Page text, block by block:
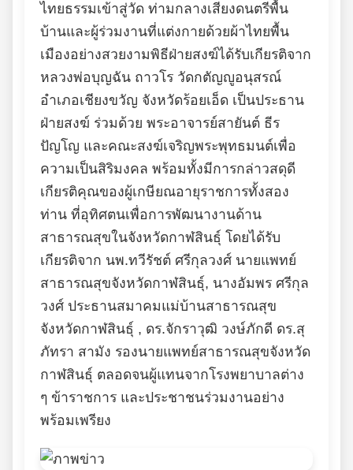
ไทยธรรมเข้าสู่วัด ท่ามกลางเสียงดนตรีพื้น
บ้านและผู้ร่วมงานที่แต่งกายด้วยผ้าไทยพื้น
เมืองอย่างสวยงามพิธีฝ่ายสงฆ์ได้รับเกียรติจาก
หลวงพ่อบุญฉัน ถาวโร วัดกตัญญูอนุสรณ์
อำเภอเชียงขวัญ จังหวัดร้อยเอ็ด เป็นประธาน
ฝ่ายสงฆ์ ร่วมด้วย พระอาจารย์สายันต์ ธีร
ปัญโญ และคณะสงฆ์เจริญพระพุทธมนต์เพื่อ
ความเป็นสิริมงคล พร้อมทั้งมีการกล่าวสดุดี
เกียรติคุณของผู้เกษียณอายุราชการทั้งสอง
ท่าน ที่อุทิศตนเพื่อการพัฒนางานด้าน
สาธารณสุขในจังหวัดกาฬสินธุ์ โดยได้รับ
เกียรติจาก นพ.ทวีรัชต์ ศรีกุลวงศ์ นายแพทย์
สาธารณสุขจังหวัดกาฬสินธุ์, นางอัมพร ศรีกุล
วงศ์ ประธานสมาคมแม่บ้านสาธารณสุข
จังหวัดกาฬสินธุ์ , ดร.จักราวุฒิ วงษ์ภักดี ดร.สุ
ภัทรา สามัง รองนายแพทย์สาธารณสุขจังหวัด
กาฬสินธุ์ ตลอดจนผู้แทนจากโรงพยาบาลต่าง
ๆ ข้าราชการ และประชาชนร่วมงานอย่าง
พร้อมเพรียง